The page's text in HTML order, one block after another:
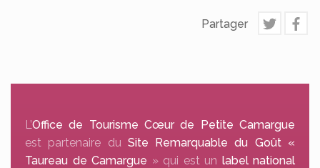
Partager
L’Office de Tourisme Cœur de Petite Camargue
est partenaire du Site Remarquable du Goût «
Taureau de Camargue » qui est un label national